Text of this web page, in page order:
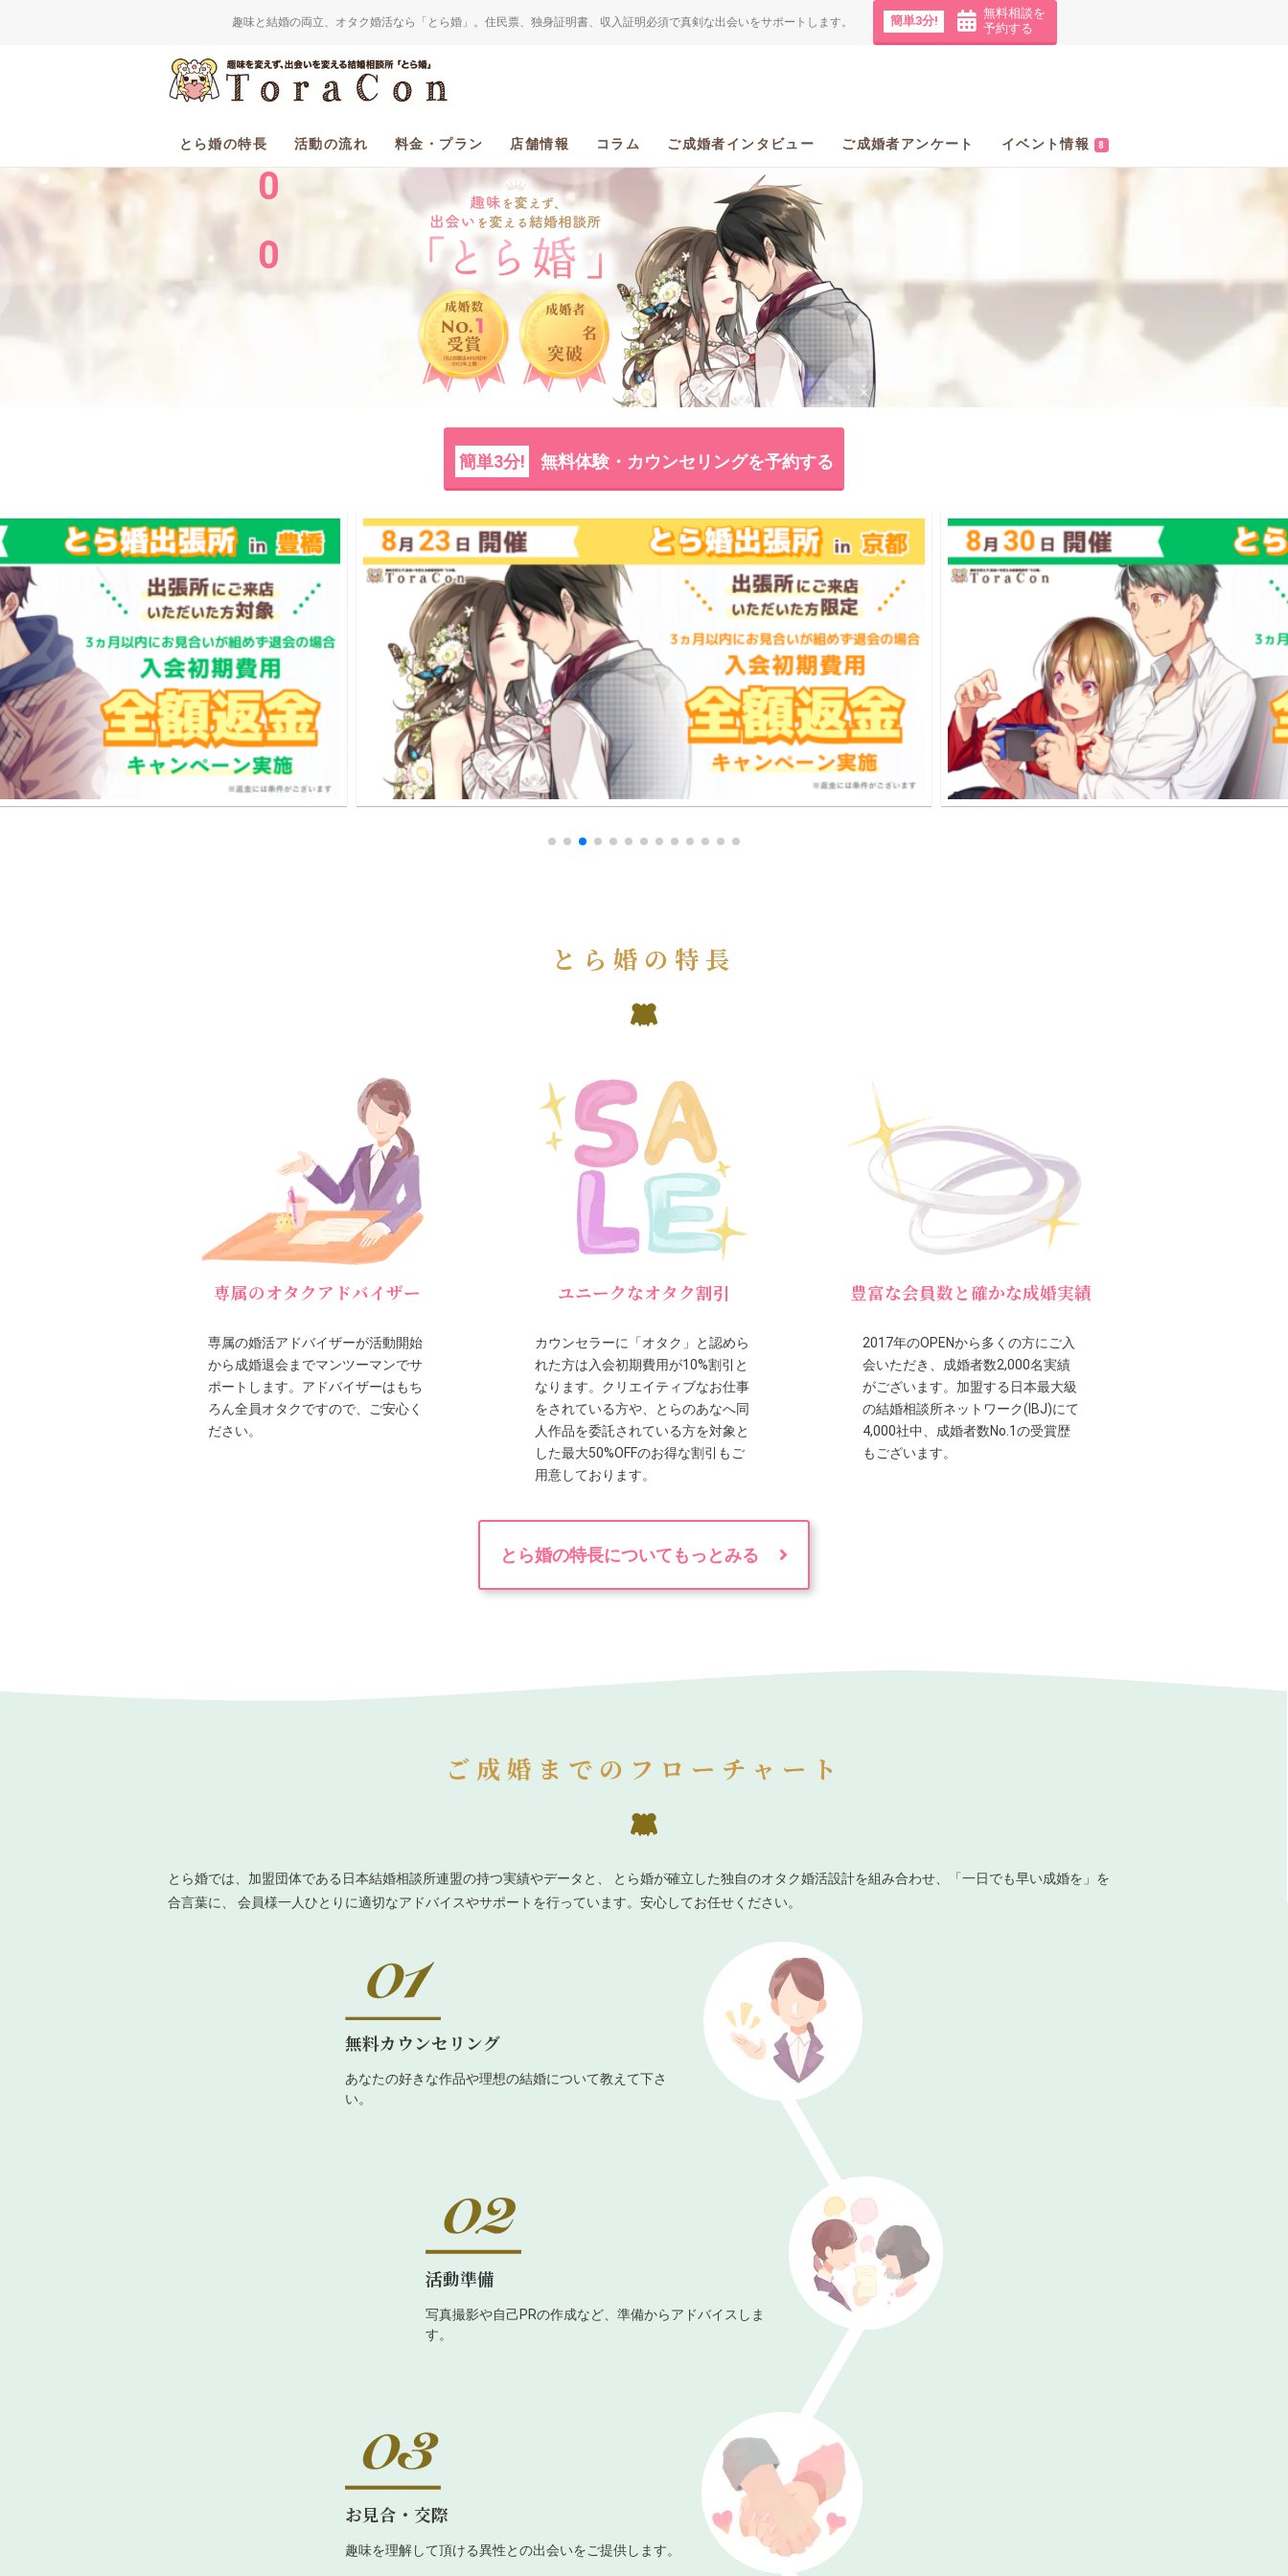
趣味と結婚の両立、オタク婚活なら「とら婚」。住民票、独身証明書、収入証明必須で真剣な出会いをサポートします。 簡単3分!
無料相談を
予約する
とら婚の特長 活動の流れ 料金・プラン 店舗情報 コラム ご成婚者インタビュー ご成婚者アンケート イベント情報 8
2
0
0
0
簡単3分! 無料体験・カウンセリングを予約する
とら婚の特長
専属のオタクアドバイザー
専属の婚活アドバイザーが活動開始
から成婚退会までマンツーマンでサ
ポートします。アドバイザーはもち
ろん全員オタクですので、ご安心く
ださい。
ユニークなオタク割引
カウンセラーに「オタク」と認めら
れた方は入会初期費用が10%割引と
なります。クリエイティブなお仕事
をされている方や、とらのあなへ同
人作品を委託されている方を対象と
した最大50%OFFのお得な割引もご
用意しております。
豊富な会員数と確かな成婚実績
2017年のOPENから多くの方にご入
会いただき、成婚者数2,000名実績
がございます。加盟する日本最大級
の結婚相談所ネットワーク(IBJ)にて
4,000社中、成婚者数No.1の受賞歴
もございます。
とら婚の特長についてもっとみる
ご成婚までのフローチャート
とら婚では、加盟団体である日本結婚相談所連盟の持つ実績やデータと、 とら婚が確立した独自のオタク婚活設計を組み合わせ、「一日でも早い成婚を」を
合言葉に、 会員様一人ひとりに適切なアドバイスやサポートを行っています。安心してお任せください。
無料カウンセリング
あなたの好きな作品や理想の結婚について教えて下さ
い。
活動準備
写真撮影や自己PRの作成など、準備からアドバイスしま
す。
お見合・交際
趣味を理解して頂ける異性との出会いをご提供します。